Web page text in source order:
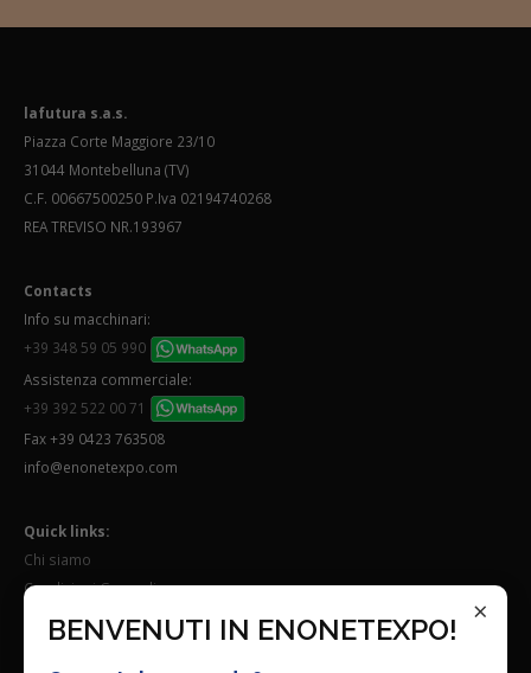
×
BENVENUTI IN ENONETEXPO!
lafutura s.a.s.
Piazza Corte Maggiore 23/10
31044 Montebelluna (TV)
C.F. 00667500250 P.Iva 02194740268
REA TREVISO NR.193967
Contacts
Info su macchinari:
+39 348 59 05 990
Assistenza commerciale:
+39 392 522 00 71
Fax +39 0423 763508
info@enonetexpo.com
Quick links:
Chi siamo
Condizioni Generali
Lavora con noi